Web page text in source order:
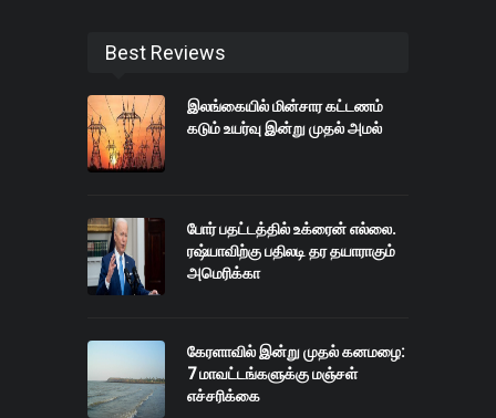
Best Reviews
இலங்கையில் மின்சார கட்டணம்
கடும் உயர்வு இன்று முதல் அமல்
போர் பதட்டத்தில் உக்ரைன் எல்லை.
ரஷ்யாவிற்கு பதிலடி தர தயாராகும்
அமெரிக்கா
கேரளாவில் இன்று முதல் கனமழை:
7 மாவட்டங்களுக்கு மஞ்சள்
எச்சரிக்கை